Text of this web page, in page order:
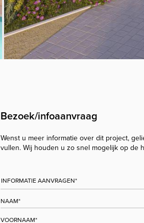
Bezoek/infoaanvraag
Wenst u meer informatie over dit project,
vullen. Wij houden u zo snel mogelijk op de